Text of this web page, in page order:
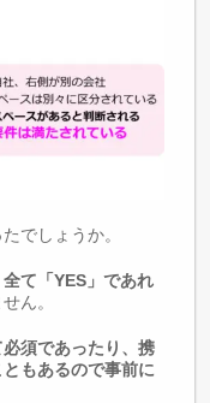
でしょうか。
て「YES」であれ
ん。
須であったり、携
もあるので事前に